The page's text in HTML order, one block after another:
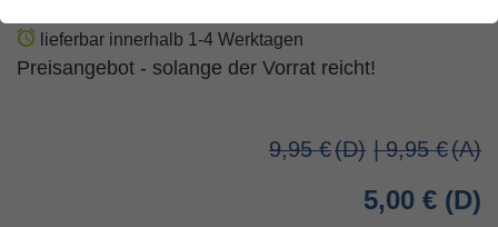
lieferbar innerhalb 1-4 Werktagen
Preisangebot - solange der Vorrat reicht!
9,95 € | 9,95 €
5,00 €